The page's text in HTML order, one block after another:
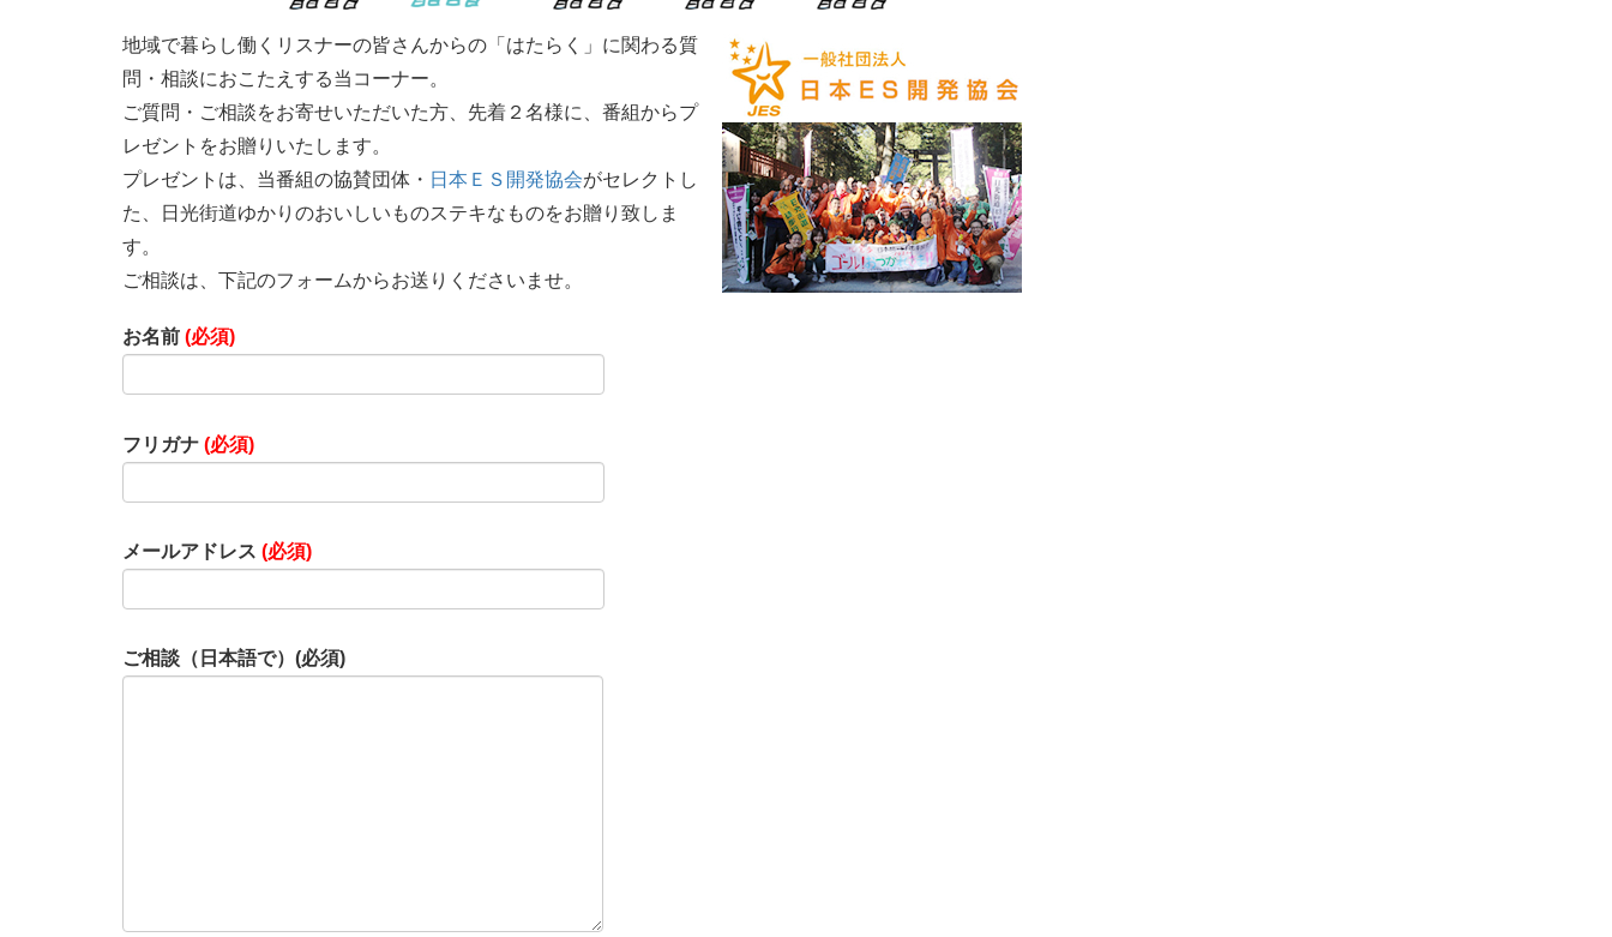
地域で暮らし働くリスナーの皆さんからの「はたらく」に関わる質
問・相談におこたえする当コーナー。
ご質問・ご相談をお寄せいただいた方、先着２名様に、番組からプ
レゼントをお贈りいたします。
プレゼントは、当番組の協賛団体・ 日本ＥＳ開発協会がセレクトし
た、日光街道ゆかりのおいしいものステキなものをお贈り致しま
す。
ご相談は、下記のフォームからお送りくださいませ。
お名前 (必須)
フリガナ (必須)
メールアドレス (必須)
ご相談（日本語で）(必須)